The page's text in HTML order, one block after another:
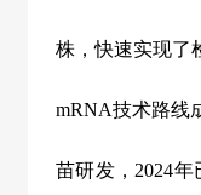
株，快速实现了
mRNA技术路线
苗研发， 2024年